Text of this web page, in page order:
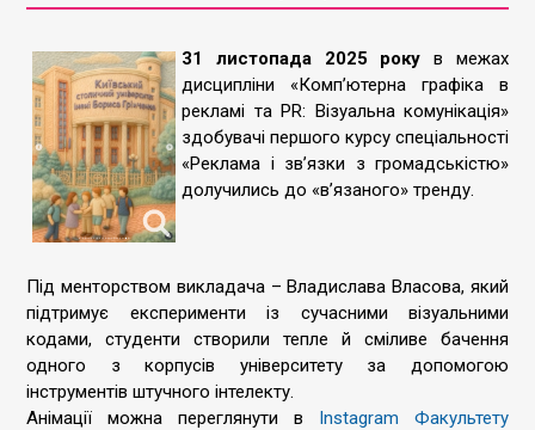
31 листопада 2025 року в межах
дисципліни «Комп’ютерна графіка в
рекламі та PR: Візуальна комунікація»
здобувачі першого курсу спеціальності
«Реклама і зв’язки з громадськістю»
долучились до «в’язаного» тренду.
Під менторством викладача – Владислава Власова, який
підтримує експерименти із сучасними візуальними
кодами, студенти створили тепле й сміливе бачення
одного з корпусів університету за допомогою
інструментів штучного інтелекту.
Анімації можна переглянути в Instagram Факультету